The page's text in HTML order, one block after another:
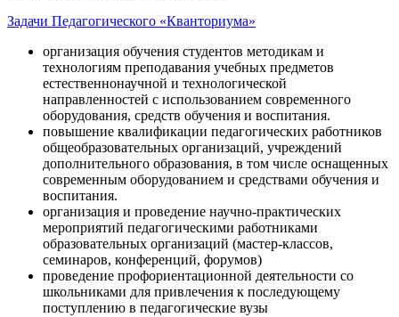
Задачи Педагогического «Кванториума»
организация обучения студентов методикам и
технологиям преподавания учебных предметов
естественнонаучной и технологической
направленностей с использованием современного
оборудования, средств обучения и воспитания.
повышение квалификации педагогических работников
общеобразовательных организаций, учреждений
дополнительного образования, в том числе оснащенных
современным оборудованием и средствами обучения и
воспитания.
организация и проведение научно-практических
мероприятий педагогическими работниками
образовательных организаций (мастер-классов,
семинаров, конференций, форумов)
проведение профориентационной деятельности со
школьниками для привлечения к последующему
поступлению в педагогические вузы